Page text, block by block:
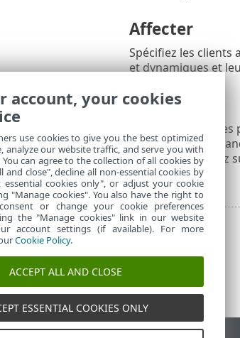
Affecter
Spécifiez les clients
et dynamiques et
Synthèse
Passez en revue
Vous pouvez
appliqués : Cliquez
configuration.
account, your cookies
use cookies to give you the best optimized
analyze our website traffic, and serve you with
You can agree to the collection of all cookies by
and close", decline all non-essential cookies by
essential cookies only", or adjust your cookie
"Manage cookies". You also have the right to
or change your cookie preferences
the "Manage cookies" link in our website
account settings (if available). For more
Cookie Policy.
ACCEPT ALL AND CLOSE
ESSENTIAL COOKIES ONLY